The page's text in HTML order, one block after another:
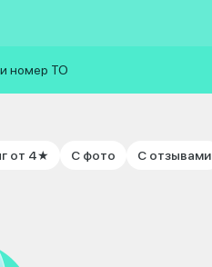
номер ТО
от 4★ С фото С отзывами